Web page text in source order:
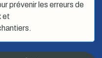
prévenir les erreurs de
et